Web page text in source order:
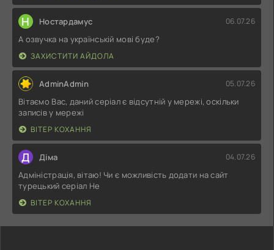
Н Ностардамус 06.07.26
А озвучка на українській мові буде?
ЗАХИСТИТИ АЙДОЛА
AdminAdmin 05.07.26
Вітаємо Вас, даний серіал є відсутній у мережі, оскільки
записів у мережі
ВІТЕР КОХАННЯ
Д Діма 04.07.26
Адміністрація, вітаю! Чи є можливість додати на сайт
турецький серіал Не
ВІТЕР КОХАННЯ